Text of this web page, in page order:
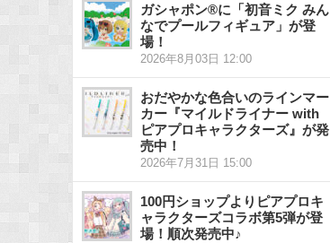
ガシャポン®に「初音ミク みん
なでプールフィギュア」が登
場！
2026年8月03日 12:00
おだやかな色合いのラインマー
カー『マイルドライナー with
ピアプロキャラクターズ』が発
売中！
2026年7月31日 15:00
100円ショップよりピアプロキ
ャラクターズコラボ第5弾が登
場！順次発売中♪